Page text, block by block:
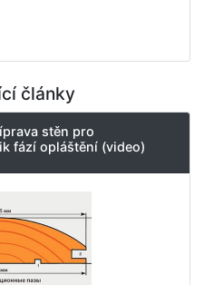
články
stěn pro
fází opláštění (video)